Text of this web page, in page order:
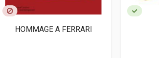
HOMMAGE A FERRARI